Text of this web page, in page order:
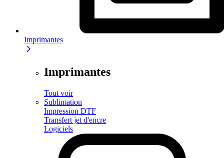
Imprimantes
Imprimantes
Tout voir
Sublimation
Impression DTF
Transfert jet d'encre
Logiciels